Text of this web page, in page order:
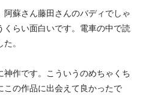
蘇さん藤田さんのバディでしゃ
らい面白いです。電車の中で読
。
作です。こういうのめちゃくち
この作品に出会えて良かったで